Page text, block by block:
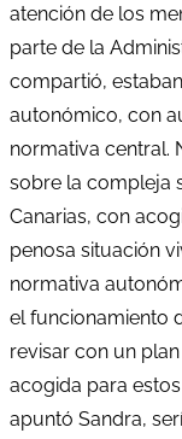
atención de los
parte de la
compartió,
autonómico, con
normativa central.
sobre la compleja
Canarias, con
penosa situación
normativa
el funcionamiento
revisar con un
acogida para
apuntó Sandra,